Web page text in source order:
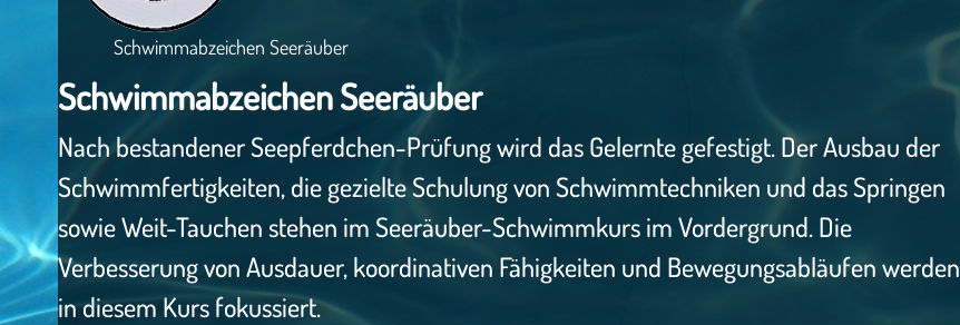
Schwimmabzeichen Seeräuber
Schwimmabzeichen Seeräuber
Nach bestandener Seepferdchen-Prüfung wird das Gelernte gefestigt. Der Ausbau der
Schwimmfertigkeiten, die gezielte Schulung von Schwimmtechniken und das Springen
sowie Weit-Tauchen stehen im Seeräuber-Schwimmkurs im Vordergrund. Die
Verbesserung von Ausdauer, koordinativen Fähigkeiten und Bewegungsabläufen werden
in diesem Kurs fokussiert.